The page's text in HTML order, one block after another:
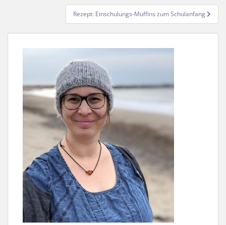
Rezept: Einschulungs-Muffins zum Schulanfang